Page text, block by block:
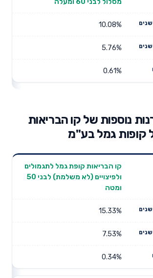
10.08%
5.76%
0.61%
נוספות של קו הבריאות
קופות גמל בע"מ
שנתית 3
תשואה
שנתית 5
דמי ניהול
שנתיים
קו הבריאות קופת גמל לתגמולים
ולפיצויים (לא משלמת) לבני 50
ומטה
15.33%
7.53%
0.34%